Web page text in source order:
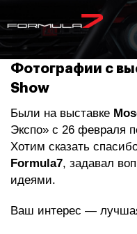
Фотографии с
Show
Были на выставке
Экспо» с 26 февраля
Хотим сказать
Formula7, задавал
идеями.
Ваш интерес —